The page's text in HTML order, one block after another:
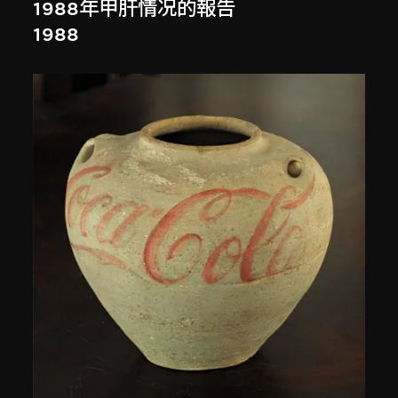
1988年甲肝情况的報告
1988